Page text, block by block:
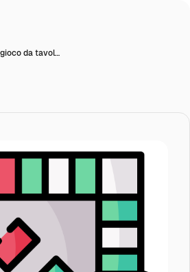
da tavol…